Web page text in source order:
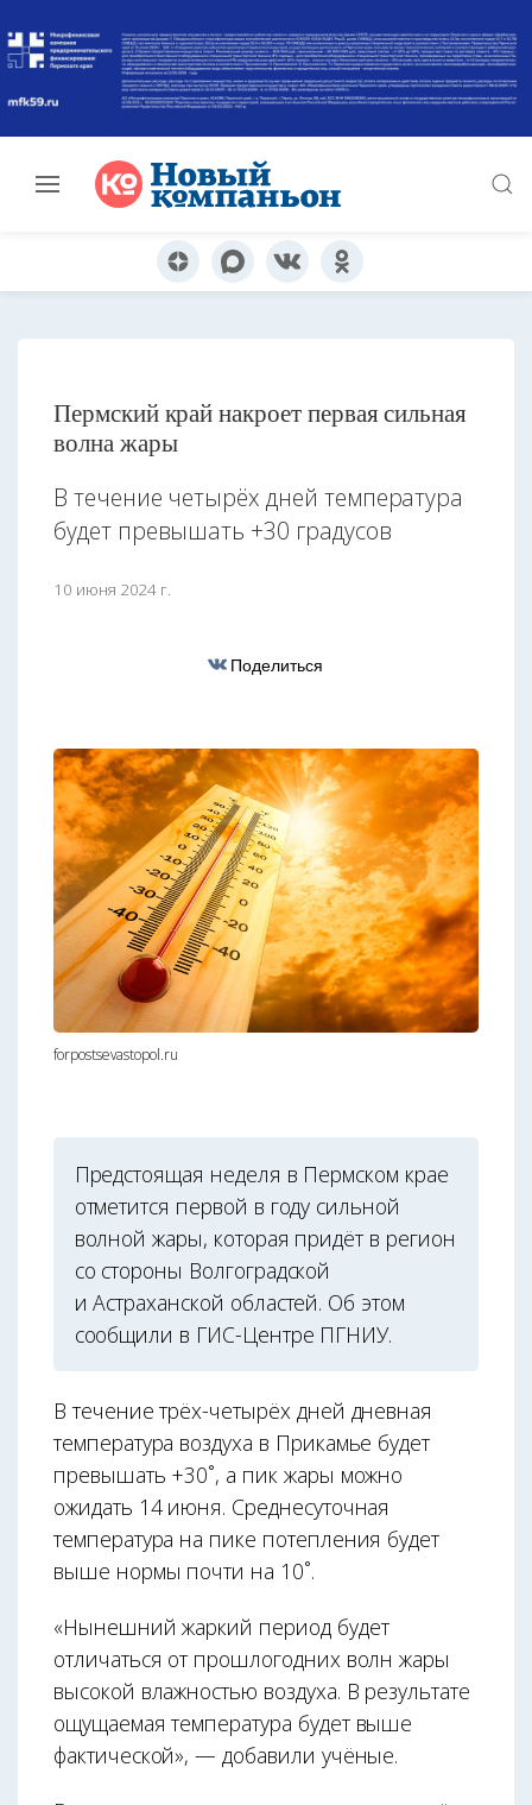
Пермский край накроет первая сильная
волна жары
В течение четырёх дней температура
будет превышать +30 градусов
10 июня 2024 г.
Поделиться
forpostsevastopol.ru
Предстоящая неделя в Пермском крае
отметится первой в году сильной
волной жары, которая придёт в регион
со стороны Волгоградской
и Астраханской областей. Об этом
сообщили в ГИС-Центре ПГНИУ.
В течение трёх-четырёх дней дневная
температура воздуха в Прикамье будет
превышать +30˚, а пик жары можно
ожидать 14 июня. Среднесуточная
температура на пике потепления будет
выше нормы почти на 10˚.
«Нынешний жаркий период будет
отличаться от прошлогодних волн жары
высокой влажностью воздуха. В результате
ощущаемая температура будет выше
фактической», — добавили учёные.